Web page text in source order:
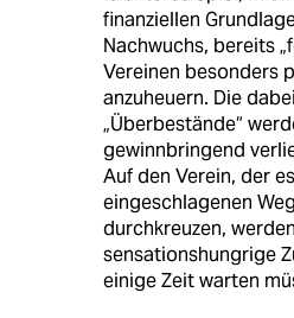
finanziellen
Nachwuchs, bereits
Vereinen besonders
anzuheuern. Die
„Überbestände“
gewinnbringend
Auf den Verein, der
eingeschlagenen
durchkreuzen,
sensationshungrige
einige Zeit warten